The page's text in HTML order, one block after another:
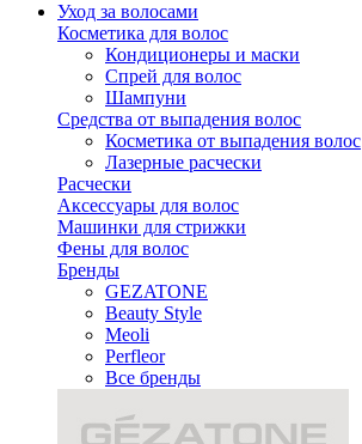
Уход за волосами
Косметика для волос
Кондиционеры и маски
Спрей для волос
Шампуни
Средства от выпадения волос
Косметика от выпадения волос
Лазерные расчески
Расчески
Аксессуары для волос
Машинки для стрижки
Фены для волос
Бренды
GEZATONE
Beauty Style
Meoli
Perfleor
Все бренды